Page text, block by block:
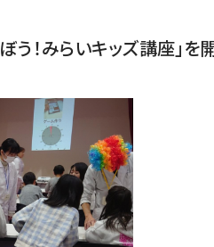
！みらいキッズ講座」を